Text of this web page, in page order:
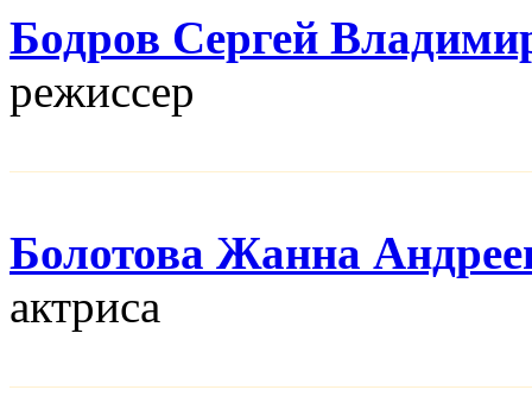
Бодров Сергей
режисcер
Болотова Жанна
актриса